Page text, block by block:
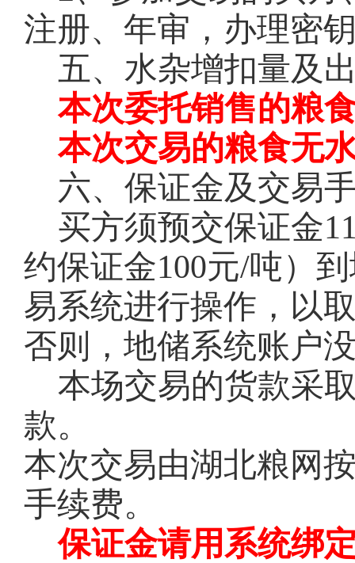
注册、年审，办理密
五、水杂增扣量及
本次委托销售的粮
本次交易的粮食无
六、保证金及交易
买方须预交保证金
约保证金100元/吨）
易系统进行操作，以
否则，地储系统账户
本场交易的货款采
款。
本次交易由湖北粮网
手续费。
保证金请用系统绑